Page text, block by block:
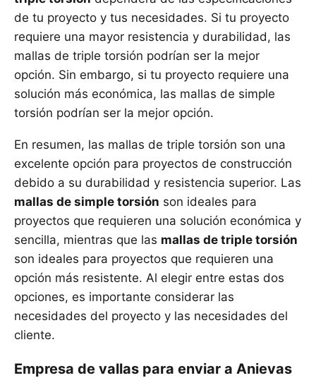
de tu proyecto y tus necesidades. Si tu proyecto
requiere una mayor resistencia y durabilidad, las
mallas de triple torsión podrían ser la mejor
opción. Sin embargo, si tu proyecto requiere una
solución más económica, las mallas de simple
torsión podrían ser la mejor opción.
En resumen, las mallas de triple torsión son una
excelente opción para proyectos de construcción
debido a su durabilidad y resistencia superior. Las
mallas de simple torsión son ideales para
proyectos que requieren una solución económica y
sencilla, mientras que las mallas de triple torsión
son ideales para proyectos que requieren una
opción más resistente. Al elegir entre estas dos
opciones, es importante considerar las
necesidades del proyecto y las necesidades del
cliente.
Empresa de vallas para enviar a Anievas